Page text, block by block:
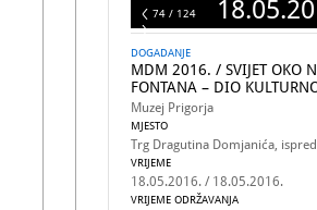
12474 / 124
DOGADANJE
MDM 2016. / SVIJET OKO
FONTANA – DIO
Muzej Prigorja
MJESTO
Trg Dragutina Domjanića,
VRIJEME
18.05.2016. / 18.05.2016.
VRIJEME ODRŽAVANJA